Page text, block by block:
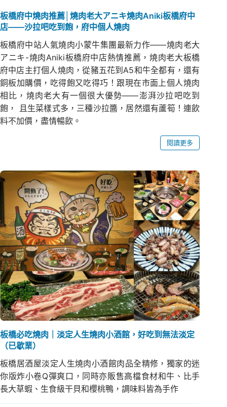
板橋府中燒肉推薦│燒肉老大アニキ燒肉Aniki板橋府中
店——沙拉吧吃到飽，府中個人燒肉
板橋府中站人氣燒肉小蒙牛集團最新力作——燒肉老大
アニキ-燒肉Aniki板橋府中店熱情推薦，燒肉老大板橋
府中店主打個人燒肉，從豬五花到A5和牛全都有，還有
銅板加購價，吃得飽又吃得巧！跟現在市面上個人燒肉
相比，燒肉老大有一個很大優勢——澎湃沙拉吧吃到
飽， 且生菜樣式多，三種沙拉醬，居然還有蘆筍！連飲
料不加價，盡情暢飲。
閱讀更多
板橋必吃燒肉｜淡定人生燒肉小酒館，好吃到無法淡定
（已歇業）
板橋居酒屋淡定人生燒肉小酒館肉品全精修，獨家的迷
你版炸小卷Q彈爽口，同時亦販售高檔食材和牛、比手
長大草蝦、生食級干貝和櫻桃鴨，調味料皆為手作